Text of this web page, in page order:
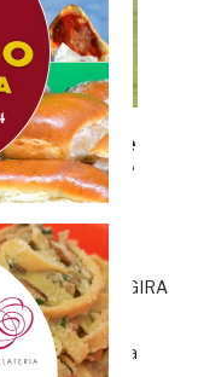
| Nobile ne
esordisce
«NON CE NE GIRA
CON
il periodo
accaduto a